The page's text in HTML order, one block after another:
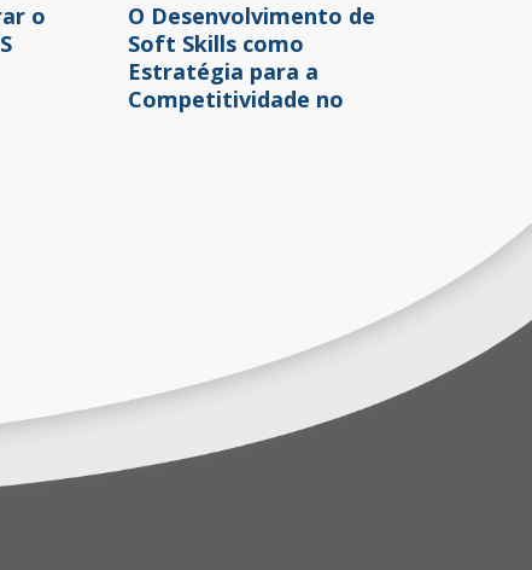
o
O Desenvolvimento de
Soft Skills como
Estratégia para a
Competitividade no